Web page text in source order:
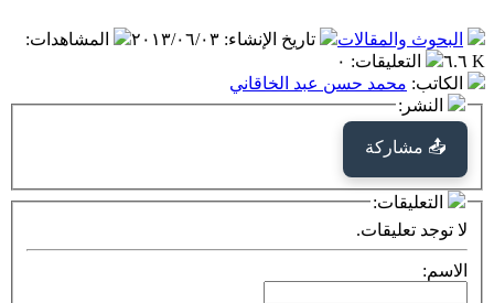
البحوث والمقالات تاريخ الإنشاء: ٢٠١٣/٠٦/٠٣ المشاهدات:
٦.٦ K
التعليقات: ٠
الكاتب: محمد حسن عبد الخاقاني
النشر:
📤 مشاركة
التعليقات:
لا توجد تعليقات.
الاسم: